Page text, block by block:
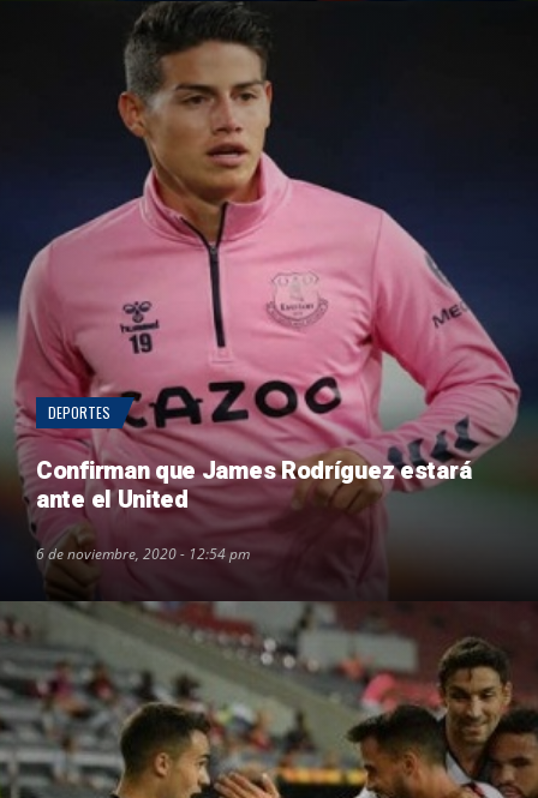
DEPORTES
Confirman que James Rodríguez estará
ante el United
6 de noviembre, 2020 - 12:54 pm